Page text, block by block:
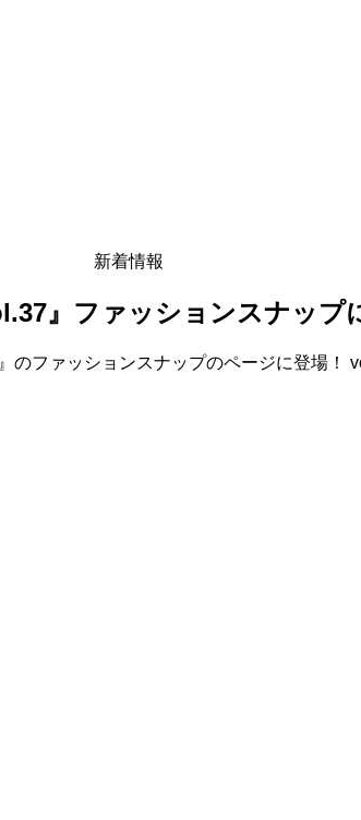
新着情報
』ファッションスナップ
ファッションスナップのページに登場！